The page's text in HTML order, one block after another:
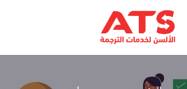
تخطى
إلى
المحتوى